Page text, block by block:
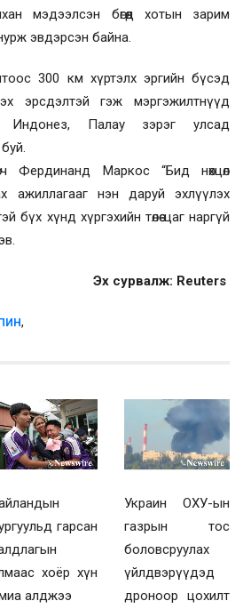
мэдээлсэн бөгөөд хотын зарим
эвдэрсэн байна.
300 км хүртэлх эргийн бүсэд
эрсдэлтэй гэж мэргэжилтнүүд
Индонез, Палау зэрэг улсад
Фердинанд Маркос “Бид нөхцөл
ажиллагааг нэн даруй эхлүүлэх
бүх хүнд хүргэхийн төлөө цаг наргүй
Эх сурвалж: Reuters
,
гарсан
хоёр хүн
алджээ
Украин ОХУ-ын
газрын тос
боловсруулах
үйлдвэрүүдэд
дроноор цохилт